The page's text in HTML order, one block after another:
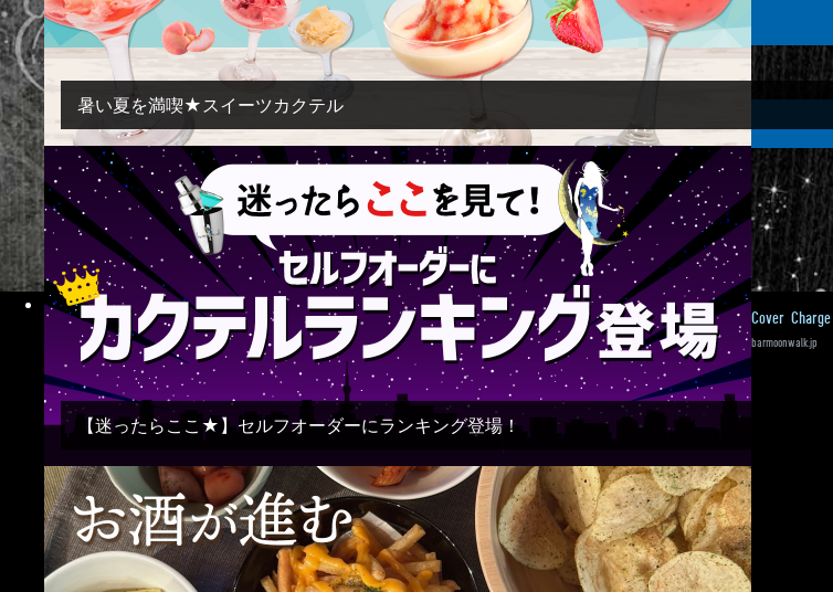
暑い夏を満喫★スイーツカクテル
【迷ったらここ★】セルフオーダーにランキング登場！
Twitter
Tweets by 200barmoonwalk
Instagram
All Drinks¥250 (税込) Cover Charge
Copyright © 2018 barmoonwalk.jp